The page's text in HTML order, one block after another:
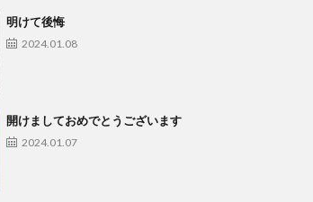
明けて後悔
2024.01.08
開けましておめでとうございます
2024.01.07